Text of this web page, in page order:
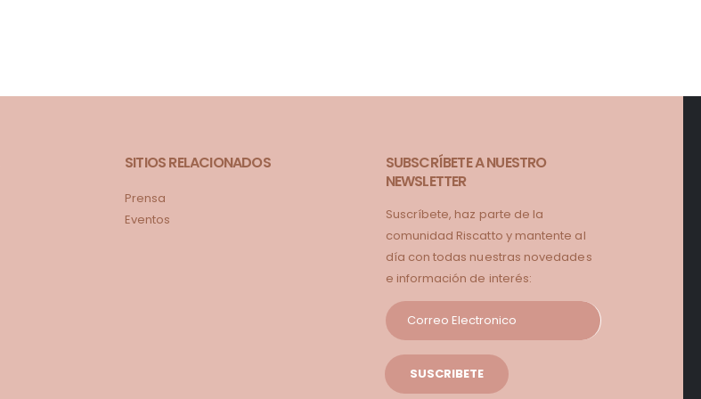
SITIOS RELACIONADOS
Prensa
Eventos
SUBSCRÍBETE A NUESTRO
NEWSLETTER
Suscríbete, haz parte de la
comunidad Riscatto y mantente al
día con todas nuestras novedades
e información de interés: